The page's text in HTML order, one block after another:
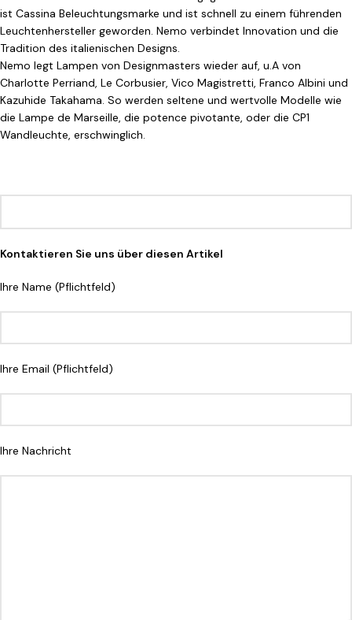
ist Cassina Beleuchtungsmarke und ist schnell zu einem führenden
Leuchtenhersteller geworden. Nemo verbindet Innovation und die
Tradition des italienischen Designs.
Nemo legt Lampen von Designmasters wieder auf, u.A von
Charlotte Perriand, Le Corbusier, Vico Magistretti, Franco Albini und
Kazuhide Takahama. So werden seltene und wertvolle Modelle wie
die Lampe de Marseille, die potence pivotante, oder die CP1
Wandleuchte, erschwinglich.
Kontaktieren Sie uns über diesen Artikel
Ihre Name (Pflichtfeld)
Ihre Email (Pflichtfeld)
Ihre Nachricht